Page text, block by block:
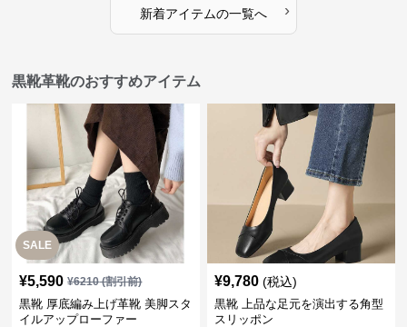
新着アイテムの一覧へ ›
黒靴革靴のおすすめアイテム
SALE
¥5,590 ¥6210(割引前)
黒靴 厚底編み上げ革靴 美脚スタ
イルアップローファー
¥9,780 (税込)
黒靴 上品な足元を演出する角型
スリッポン